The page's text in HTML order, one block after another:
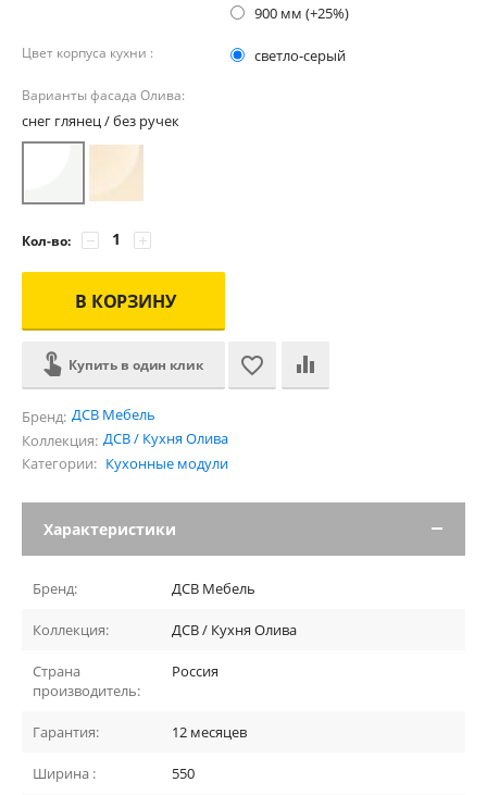
900 мм (+25%)
Цвет корпуса кухни : светло-серый
Варианты фасада Олива:
снег глянец / без ручек
Кол-во: +
−
В КОРЗИНУ
Купить в один клик
Бренд: ДСВ Мебель
Коллекция: ДСВ / Кухня Олива
Категории: Кухонные модули
Характеристики
Бренд: ДСВ Мебель
Коллекция: ДСВ / Кухня Олива
Страна
производитель:
Россия
Гарантия: 12 месяцев
Ширина : 550